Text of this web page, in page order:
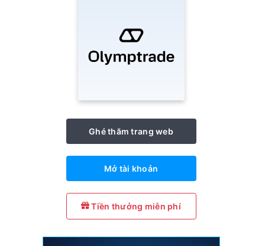
Ghé thăm trang web
Mở tài khoản
Tiền thưởng miễn phí